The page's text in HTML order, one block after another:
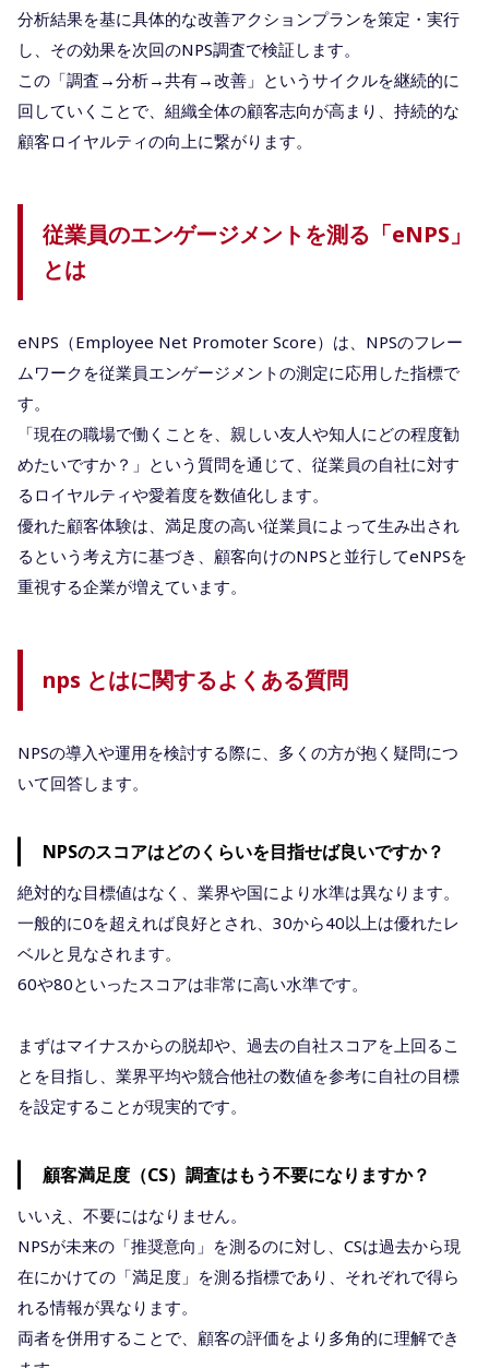
分析結果を基に具体的な改善アクションプランを策定・実行
し、その効果を次回のNPS調査で検証します。
この「調査→分析→共有→改善」というサイクルを継続的に
回していくことで、組織全体の顧客志向が高まり、持続的な
顧客ロイヤルティの向上に繋がります。
従業員のエンゲージメントを測る「eNPS」
とは
eNPS（Employee Net Promoter Score）は、NPSのフレー
ムワークを従業員エンゲージメントの測定に応用した指標で
す。
「現在の職場で働くことを、親しい友人や知人にどの程度勧
めたいですか？」という質問を通じて、従業員の自社に対す
るロイヤルティや愛着度を数値化します。
優れた顧客体験は、満足度の高い従業員によって生み出され
るという考え方に基づき、顧客向けのNPSと並行してeNPSを
重視する企業が増えています。
nps とはに関するよくある質問
NPSの導入や運用を検討する際に、多くの方が抱く疑問につ
いて回答します。
NPSのスコアはどのくらいを目指せば良いですか？
絶対的な目標値はなく、業界や国により水準は異なります。
一般的に0を超えれば良好とされ、30から40以上は優れたレ
ベルと見なされます。
60や80といったスコアは非常に高い水準です。
まずはマイナスからの脱却や、過去の自社スコアを上回るこ
とを目指し、業界平均や競合他社の数値を参考に自社の目標
を設定することが現実的です。
顧客満足度（CS）調査はもう不要になりますか？
いいえ、不要にはなりません。
NPSが未来の「推奨意向」を測るのに対し、CSは過去から現
在にかけての「満足度」を測る指標であり、それぞれで得ら
れる情報が異なります。
両者を併用することで、顧客の評価をより多角的に理解でき